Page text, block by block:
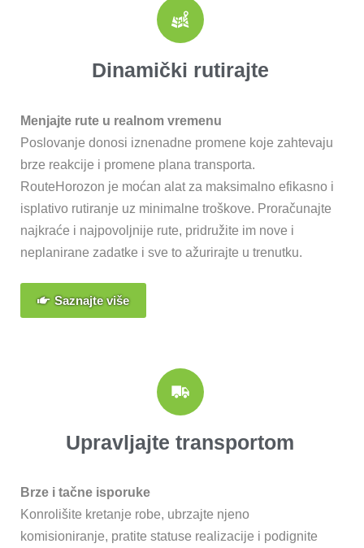
Dinamički rutirajte
Menjajte rute u realnom vremenu
Poslovanje donosi iznenadne promene koje zahtevaju
brze reakcije i promene plana transporta.
RouteHorozon je moćan alat za maksimalno efikasno i
isplativo rutiranje uz minimalne troškove. Proračunajte
najkraće i najpovoljnije rute, pridružite im nove i
neplanirane zadatke i sve to ažurirajte u trenutku.
Saznajte više
Upravljajte transportom
Brze i tačne isporuke
Konrolišite kretanje robe, ubrzajte njeno
komisioniranje, pratite statuse realizacije i podignite